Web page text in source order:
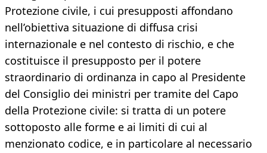
Protezione civile, i cui presupposti affondano
nell’obiettiva situazione di diffusa crisi
internazionale e nel contesto di rischio, e che
costituisce il presupposto per il potere
straordinario di ordinanza in capo al Presidente
del Consiglio dei ministri per tramite del Capo
della Protezione civile: si tratta di un potere
sottoposto alle forme e ai limiti di cui al
menzionato codice, e in particolare al necessario